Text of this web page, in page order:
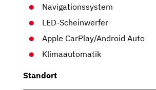
Navigationssystem
LED-Scheinwerfer
Apple CarPlay/Android Auto
Klimaautomatik
Standort